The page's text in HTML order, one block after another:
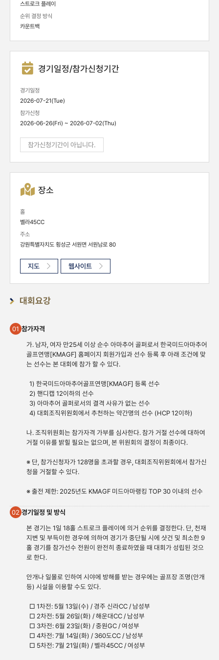
스트로크 플레이
순위 결정 방식
카운트백
경기일정/참가신청기간
경기일정
2026-07-21(Tue)
참가신청
2026-06-26(Fri) ~ 2026-07-02(Thu)
참가신청기간이 아닙니다.
장소
홀
벨라45CC
주소
강원특별자치도 횡성군 서원면 서원남로 80
지도 웹사이트
대회요강
01 참가자격
가. 남자, 여자 만25세 이상 순수 아마추어 골퍼로서 한국미드아마추어
골프연맹[KMAGF] 홈페이지 회원가입과 선수 등록 후 아래 조건에 맞
는 선수는 본 대회에 참가 할 수 있다.
1) 한국미드아마추어골프연맹[KMAGF] 등록 선수
2) 핸디캡 12이하의 선수
3) 아마추어 골퍼로서의 결격 사유가 없는 선수
4) 대회조직위원회에서 추천하는 약간명의 선수 (HCP 12이하)
나. 조직위원회는 참가자격 가부를 심사한다. 참가 거절 선수에 대하여
거절 이유를 밝힐 필요는 없으며, 본 위원회의 결정이 최종이다.
※ 단, 참가신청자가 128명을 초과할 경우, 대회조직위원회에서 참가신
청을 거절할 수 있다.
※ 출전 제한: 2025년도 KMAGF 미드아마랭킹 TOP 30 이내의 선수
02 경기일정 및 방식
본 경기는 1일 18홀 스트로크 플레이에 의거 순위를 결정한다. 단, 천재
지변 및 부득이한 경우에 의하여 경기가 중단될 시에 샷건 및 최소한 9
홀 경기를 참가선수 전원이 완전히 종료하였을 때 대회가 성립된 것으
로 한다.
안개나 일몰로 인하여 시야에 방해를 받는 경우에는 골프장 조명(안개
등) 시설을 이용할 수도 있다.
□ 1차전: 5월 13일(수) / 경주 신라CC / 남성부
□ 2차전: 5월 26일(화) / 해운대CC / 남성부
□ 3차전: 6월 23일(화) / 중원GC / 여성부
□ 4차전: 7월 14일(화) / 360도CC / 남성부
□ 5차전: 7월 21일(화) / 벨라45CC / 여성부